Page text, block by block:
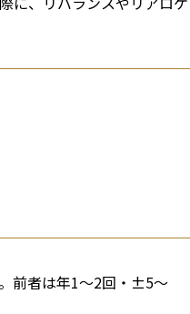
前者は年1〜2回・±5〜